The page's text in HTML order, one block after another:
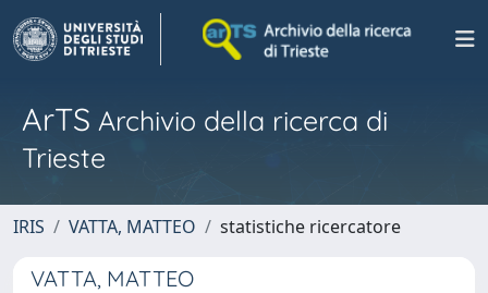
ArTS Archivio della ricerca di
Trieste
IRIS VATTA, MATTEO statistiche ricercatore
VATTA, MATTEO